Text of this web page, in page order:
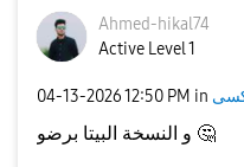
Ahmed-hikal74
Active Level 1
‎04-13-202612:50 PM in
🤔